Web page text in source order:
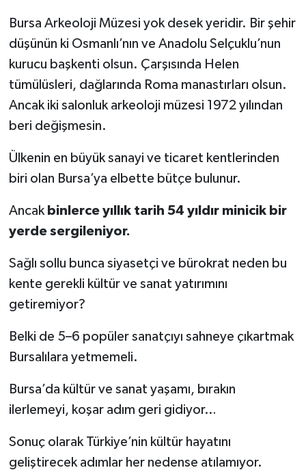
Bursa Arkeoloji Müzesi yok desek yeridir. Bir şehir
düşünün ki Osmanlı’nın ve Anadolu Selçuklu’nun
kurucu başkenti olsun. Çarşısında Helen
tümülüsleri, dağlarında Roma manastırları olsun.
Ancak iki salonluk arkeoloji müzesi 1972 yılından
beri değişmesin.
Ülkenin en büyük sanayi ve ticaret kentlerinden
biri olan Bursa’ya elbette bütçe bulunur.
Ancak binlerce yıllık tarih 54 yıldır minicik bir
yerde sergileniyor.
Sağlı sollu bunca siyasetçi ve bürokrat neden bu
kente gerekli kültür ve sanat yatırımını
getiremiyor?
Belki de 5–6 popüler sanatçıyı sahneye çıkartmak
Bursalılara yetmemeli.
Bursa’da kültür ve sanat yaşamı, bırakın
ilerlemeyi, koşar adım geri gidiyor…
Sonuç olarak Türkiye’nin kültür hayatını
geliştirecek adımlar her nedense atılamıyor.